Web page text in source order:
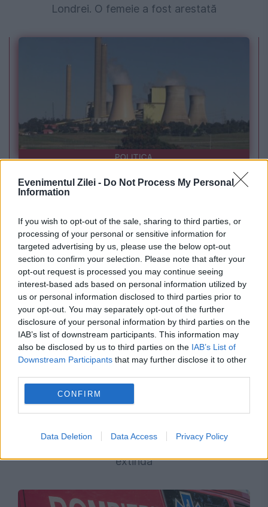
Evenimentul Zilei - Do Not Process My Personal
Information
If you wish to opt-out of the sale, sharing to third parties, or
processing of your personal or sensitive information for
targeted advertising by us, please use the below opt-out
section to confirm your selection. Please note that after your
opt-out request is processed you may continue seeing
interest-based ads based on personal information utilized by
us or personal information disclosed to third parties prior to
your opt-out. You may separately opt-out of the further
disclosure of your personal information by third parties on the
IAB’s list of downstream participants. This information may
also be disclosed by us to third parties on the IAB’s List of
Downstream Participants that may further disclose it to other
CONFIRM
Data Deletion Data Access Privacy Policy
Londrei. O femeie a fost arestată
POLITICA
PSD cere activarea mecanismului european
menținerea centralelor pe cărbune. Critici la
adresa lui Bolojan
raportate în SUA. Focarul continuă să se
extindă